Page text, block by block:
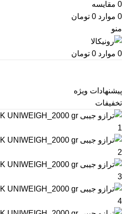
0 مقایسه
0 موارد 0 تومان
منو
0 موارد 0 تومان
پیشنهادات ویژه
تخفیفات